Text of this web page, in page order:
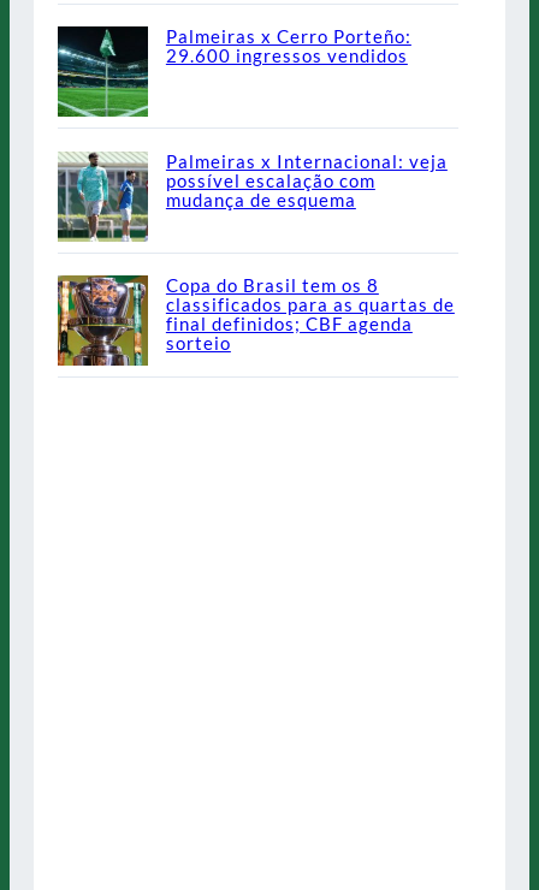
Palmeiras x Cerro Porteño:
29.600 ingressos vendidos
Palmeiras x Internacional: veja
possível escalação com
mudança de esquema
Copa do Brasil tem os 8
classificados para as quartas de
final definidos; CBF agenda
sorteio